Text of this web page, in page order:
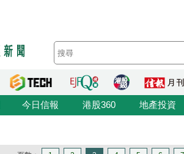
今日信報 港股360 地產投資